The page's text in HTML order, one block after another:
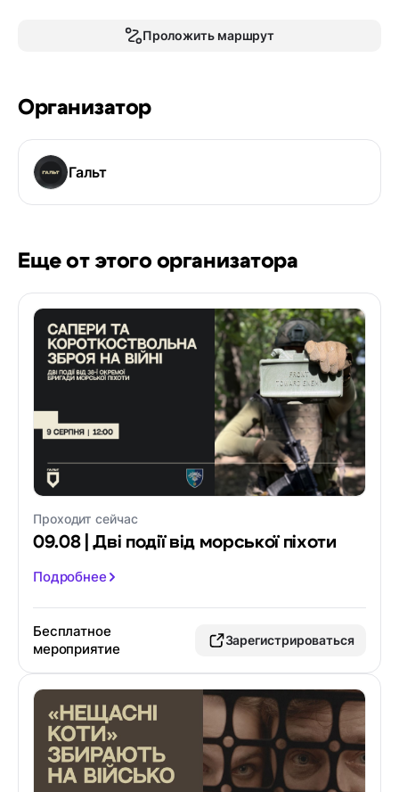
Проложить маршрут
Организатор
Гальт
Еще от этого организатора
Проходит сейчас
09.08 | Дві події від морської піхоти
Подробнее
Бесплатное
мероприятие
Зарегистрироваться